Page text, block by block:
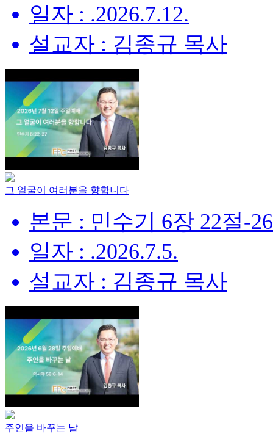
일자 : .2026.7.12.
설교자 : 김종규 목사
그 얼굴이 여러분을 향합니다
본문 : 민수기 6장 22절-
일자 : .2026.7.5.
설교자 : 김종규 목사
주인을 바꾸는 날